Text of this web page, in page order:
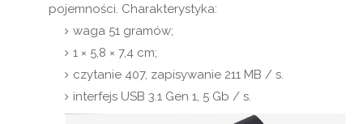
pojemności. Charakterystyka:
waga 51 gramów;
1 × 5,8 × 7,4 cm;
czytanie 407, zapisywanie 211 MB / s.
interfejs USB 3.1 Gen 1, 5 Gb / s.